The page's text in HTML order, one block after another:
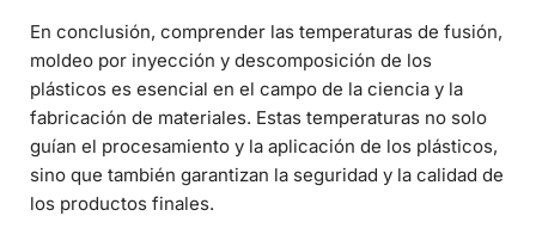
En conclusión, comprender las temperaturas de fusión,
moldeo por inyección y descomposición de los
plásticos es esencial en el campo de la ciencia y la
fabricación de materiales. Estas temperaturas no solo
guían el procesamiento y la aplicación de los plásticos,
sino que también garantizan la seguridad y la calidad de
los productos finales.